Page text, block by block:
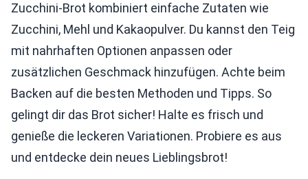
Zucchini-Brot kombiniert einfache Zutaten wie
Zucchini, Mehl und Kakaopulver. Du kannst den Teig
mit nahrhaften Optionen anpassen oder
zusätzlichen Geschmack hinzufügen. Achte beim
Backen auf die besten Methoden und Tipps. So
gelingt dir das Brot sicher! Halte es frisch und
genieße die leckeren Variationen. Probiere es aus
und entdecke dein neues Lieblingsbrot!